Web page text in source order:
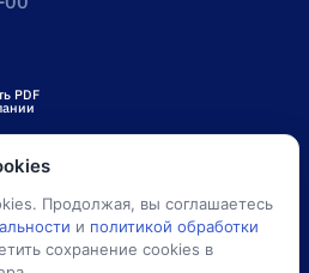
Продолжая, вы соглашаетесь
и политикой обработки
сохранение cookies в
PDF